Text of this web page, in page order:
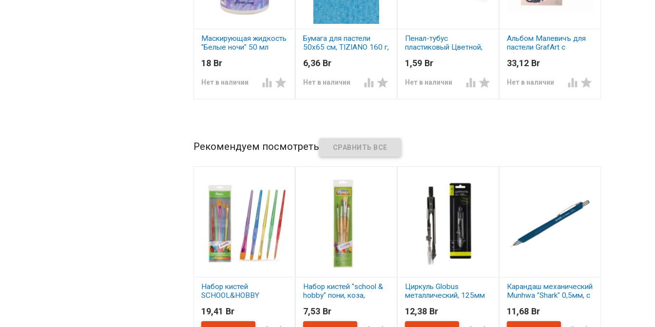
Маскирующая жидкость
"Белые ночи" 50 мл
18 Br
Нет в наличии  
Бумага для пастели
50х65 см, TIZIANO 160 г,
6,36 Br
Нет в наличии  
Пенал-тубус
пластиковый Цветной,
1,59 Br
Нет в наличии  
Альбом Малевичъ для
пастели GrafArt с
абразивным покрытием,
280 г/м2, А4, 20 л
33,12 Br
Нет в наличии  
Рекомендуем посмотреть
Набор кистей
SCHOOL&HOBBY
АССОРТИ
19,41 Br
Набор кистей "school &
hobby" пони, коза,
В наличии
7,53 Br
Циркуль Globus
металлический, 125мм
В наличии
12,38 Br
Карандаш механический
Munhwa "Shark" 0,5мм, с
В наличии
11,68 Br